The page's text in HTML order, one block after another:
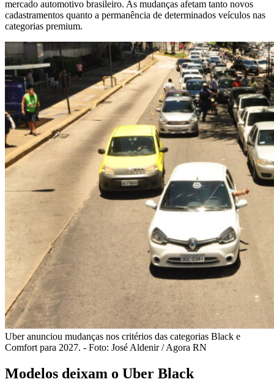
mercado automotivo brasileiro. As mudanças afetam tanto novos
cadastramentos quanto a permanência de determinados veículos nas
categorias premium.
Uber anunciou mudanças nos critérios das categorias Black e
Comfort para 2027. - Foto: José Aldenir / Agora RN
Modelos deixam o Uber Black